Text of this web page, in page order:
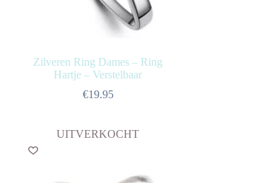
Zilveren Ring Dames – Ring
Hartje – Verstelbaar
€19.95
UITVERKOCHT